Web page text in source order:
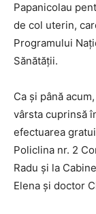
Papanicolau
de col uterin,
Programului
Sănătății.
Ca și până
vârsta cuprinsă
efectuarea
Policlina nr. 2
Radu și la
Elena și doctor